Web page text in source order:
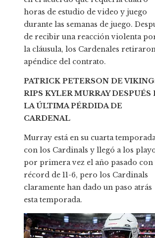
horas de estudio de video y juego
durante las semanas de juego.
de recibir una reacción violenta
la cláusula, los Cardenales
apéndice del contrato.
PATRICK PETERSON DE
RIPS KYLER MURRAY DESPUÉS
LA ÚLTIMA PÉRDIDA DE
CARDENAL
Murray está en su cuarta
con los Cardinals y llegó a los
por primera vez el año pasado con
récord de 11-6, pero los Cardinals
claramente han dado un paso atrás
esta temporada.